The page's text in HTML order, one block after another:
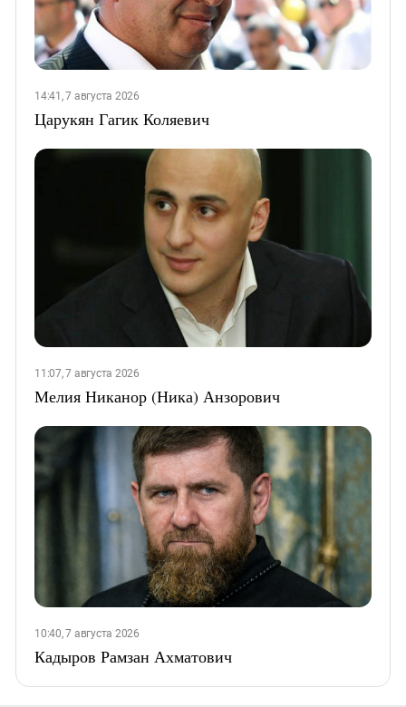
14:41, 7 августа 2026
Царукян Гагик Коляевич
11:07, 7 августа 2026
Мелия Никанор (Ника) Анзорович
10:40, 7 августа 2026
Кадыров Рамзан Ахматович